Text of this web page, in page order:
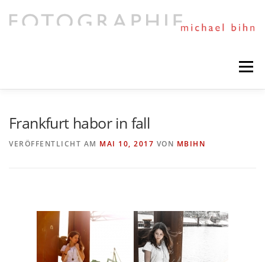
zum
Inhalt
Menü
Frankfurt habor in fall
VERÖFFENTLICHT AM MAI 10, 2017 VON MBIHN